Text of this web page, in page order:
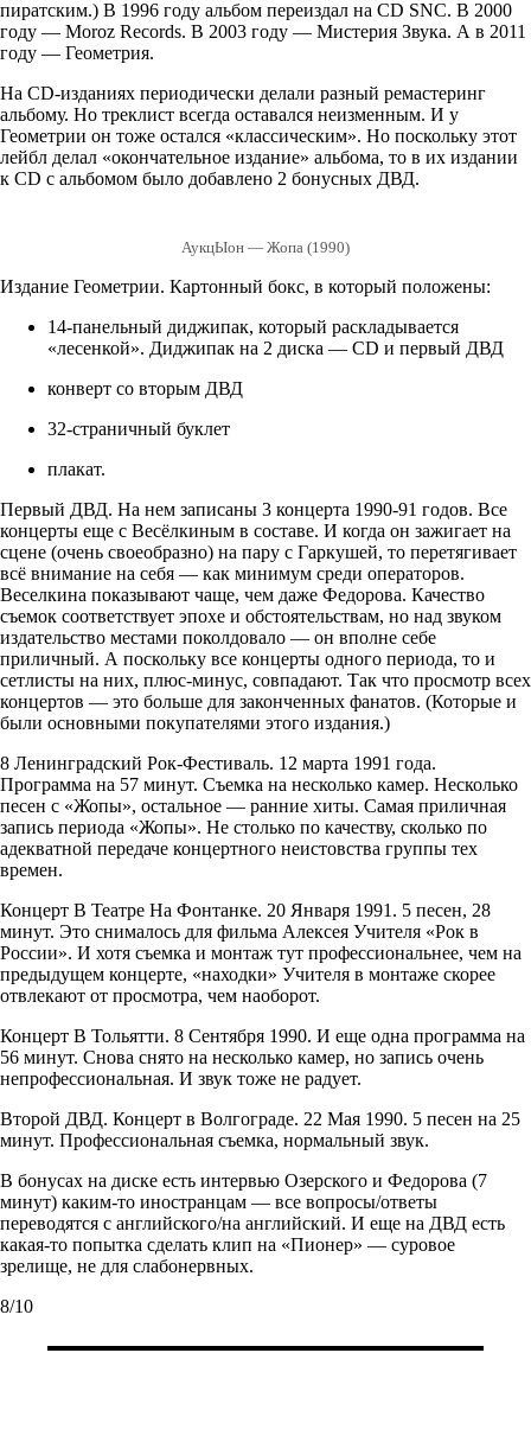
пиратским.) В 1996 году альбом переиздал на CD SNC. В 2000
году — Moroz Records. В 2003 году — Мистерия Звука. А в 2011
году — Геометрия.
На CD-изданиях периодически делали разный ремастеринг
альбому. Но треклист всегда оставался неизменным. И у
Геометрии он тоже остался «классическим». Но поскольку этот
лейбл делал «окончательное издание» альбома, то в их издании
к CD с альбомом было добавлено 2 бонусных ДВД.
АукцЫон — Жопа (1990)
Издание Геометрии. Картонный бокс, в который положены:
14-панельный диджипак, который раскладывается
«лесенкой». Диджипак на 2 диска — CD и первый ДВД
конверт со вторым ДВД
32-страничный буклет
плакат.
Первый ДВД. На нем записаны 3 концерта 1990-91 годов. Все
концерты еще с Весёлкиным в составе. И когда он зажигает на
сцене (очень своеобразно) на пару с Гаркушей, то перетягивает
всё внимание на себя — как минимум среди операторов.
Веселкина показывают чаще, чем даже Федорова. Качество
съемок соответствует эпохе и обстоятельствам, но над звуком
издательство местами поколдовало — он вполне себе
приличный. А поскольку все концерты одного периода, то и
сетлисты на них, плюс-минус, совпадают. Так что просмотр всех
концертов — это больше для законченных фанатов. (Которые и
были основными покупателями этого издания.)
8 Ленинградский Рок-Фестиваль. 12 марта 1991 года.
Программа на 57 минут. Съемка на несколько камер. Несколько
песен с «Жопы», остальное — ранние хиты. Самая приличная
запись периода «Жопы». Не столько по качеству, сколько по
адекватной передаче концертного неистовства группы тех
времен.
Концерт В Театре На Фонтанке. 20 Января 1991. 5 песен, 28
минут. Это снималось для фильма Алексея Учителя «Рок в
России». И хотя съемка и монтаж тут профессиональнее, чем на
предыдущем концерте, «находки» Учителя в монтаже скорее
отвлекают от просмотра, чем наоборот.
Концерт В Тольятти. 8 Сентября 1990. И еще одна программа на
56 минут. Снова снято на несколько камер, но запись очень
непрофессиональная. И звук тоже не радует.
Второй ДВД. Концерт в Волгограде. 22 Мая 1990. 5 песен на 25
минут. Профессиональная съемка, нормальный звук.
В бонусах на диске есть интервью Озерского и Федорова (7
минут) каким-то иностранцам — все вопросы/ответы
переводятся с английского/на английский. И еще на ДВД есть
какая-то попытка сделать клип на «Пионер» — суровое
зрелище, не для слабонервных.
8/10